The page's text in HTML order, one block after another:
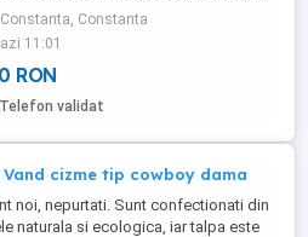
39. Pantofii au membrana Gore-
care oferă densitatea apei și
Talia exterioară are un
bun pentru aderență. Potrivit pentru
în aer liber și mers pe jos. Poate fi
Constanta, Constanta
azi 11:01
RON
Telefon validat
Vand cizme tip cowboy dama
noi, nepurtati. Sunt confectionati din
naturala si ecologica, iar talpa este